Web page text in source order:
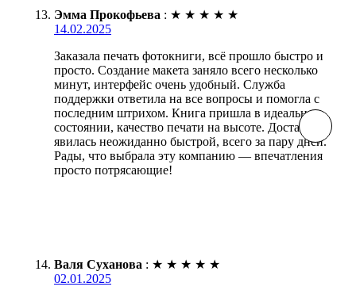
Эмма Прокофьева : ★ ★ ★ ★ ★
14.02.2025
Заказала печать фотокниги, всё прошло быстро и
просто. Создание макета заняло всего несколько
минут, интерфейс очень удобный. Служба
поддержки ответила на все вопросы и помогла с
последним штрихом. Книга пришла в идеальном
состоянии, качество печати на высоте. Доставка
явилась неожиданно быстрой, всего за пару дней.
Рады, что выбрала эту компанию — впечатления
просто потрясающие!
Валя Суханова : ★ ★ ★ ★ ★
02.01.2025